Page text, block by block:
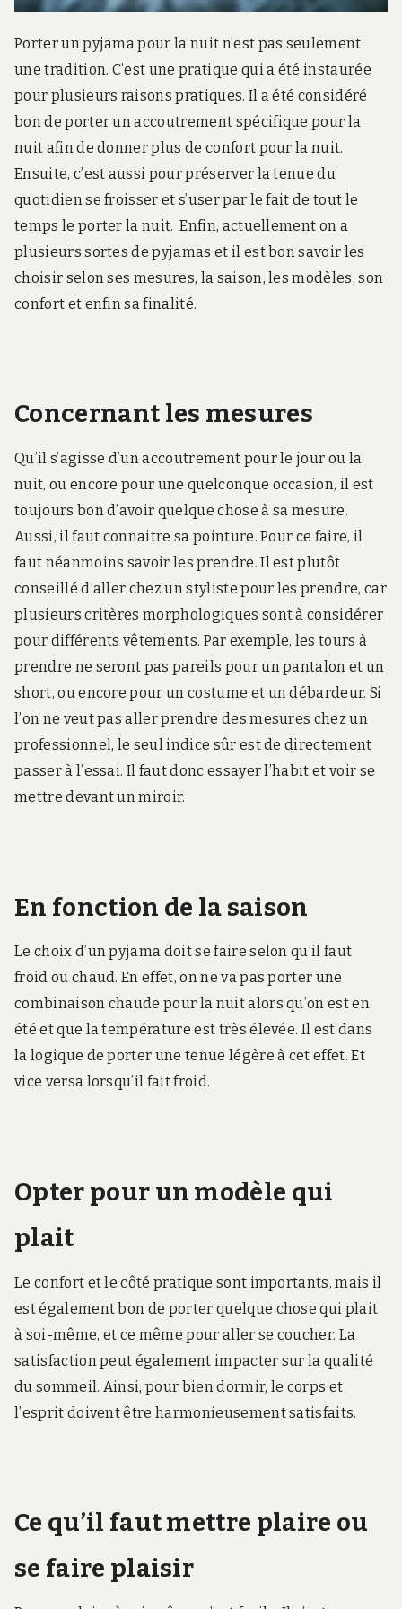
Porter un pyjama pour la nuit n’est pas seulement
une tradition. C’est une pratique qui a été instaurée
pour plusieurs raisons pratiques. Il a été considéré
bon de porter un accoutrement spécifique pour la
nuit afin de donner plus de confort pour la nuit.
Ensuite, c’est aussi pour préserver la tenue du
quotidien se froisser et s’user par le fait de tout le
temps le porter la nuit. Enfin, actuellement on a
plusieurs sortes de pyjamas et il est bon savoir les
choisir selon ses mesures, la saison, les modèles, son
confort et enfin sa finalité.
Concernant les mesures
Qu’il s’agisse d’un accoutrement pour le jour ou la
nuit, ou encore pour une quelconque occasion, il est
toujours bon d’avoir quelque chose à sa mesure.
Aussi, il faut connaitre sa pointure. Pour ce faire, il
faut néanmoins savoir les prendre. Il est plutôt
conseillé d’aller chez un styliste pour les prendre, car
plusieurs critères morphologiques sont à considérer
pour différents vêtements. Par exemple, les tours à
prendre ne seront pas pareils pour un pantalon et un
short, ou encore pour un costume et un débardeur. Si
l’on ne veut pas aller prendre des mesures chez un
professionnel, le seul indice sûr est de directement
passer à l’essai. Il faut donc essayer l’habit et voir se
mettre devant un miroir.
En fonction de la saison
Le choix d’un pyjama doit se faire selon qu’il faut
froid ou chaud. En effet, on ne va pas porter une
combinaison chaude pour la nuit alors qu’on est en
été et que la température est très élevée. Il est dans
la logique de porter une tenue légère à cet effet. Et
vice versa lorsqu’il fait froid.
Opter pour un modèle qui
plait
Le confort et le côté pratique sont importants, mais il
est également bon de porter quelque chose qui plait
à soi-même, et ce même pour aller se coucher. La
satisfaction peut également impacter sur la qualité
du sommeil. Ainsi, pour bien dormir, le corps et
l’esprit doivent être harmonieusement satisfaits.
Ce qu’il faut mettre plaire ou
se faire plaisir